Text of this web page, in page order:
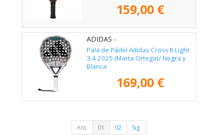
159,00 €
ADIDAS -
Pala de Pádel Adidas Cross It Light
3.4 2025 (Marta Ortega)/ Negra y
Blanca
169,00 €
Ant. 01 02 Sig.